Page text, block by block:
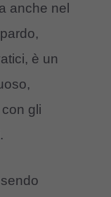
anche nel
è un
gli